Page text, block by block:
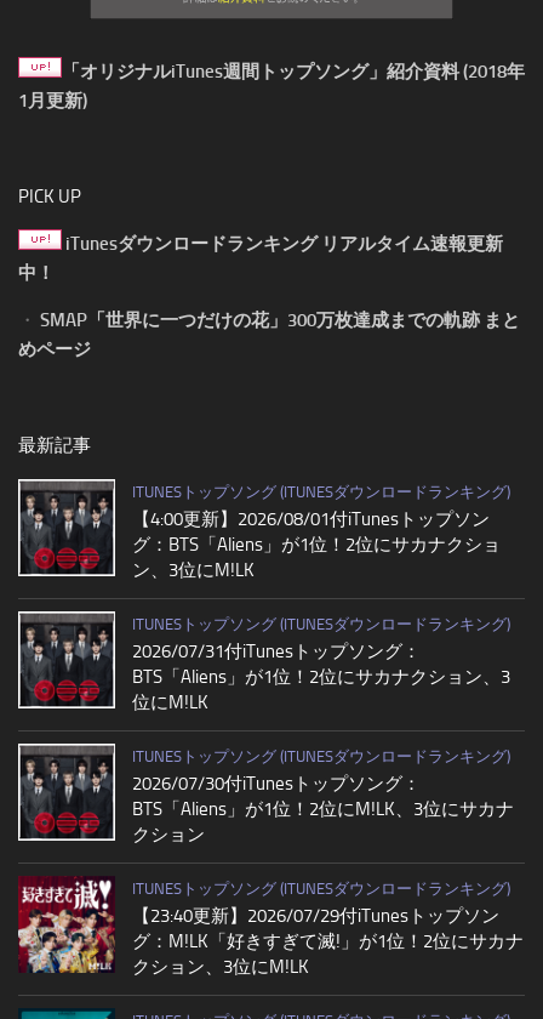
「オリジナルiTunes週間トップソング」紹介資料 (2018年
1月更新)
PICK UP
iTunesダウンロードランキング リアルタイム速報更新
中！
・ SMAP「世界に一つだけの花」300万枚達成までの軌跡 まと
めページ
最新記事
ITUNESトップソング (ITUNESダウンロードランキング)
【4:00更新】2026/08/01付iTunesトップソン
グ：BTS「Aliens」が1位！2位にサカナクショ
ン、3位にM!LK
ITUNESトップソング (ITUNESダウンロードランキング)
2026/07/31付iTunesトップソング：
BTS「Aliens」が1位！2位にサカナクション、3
位にM!LK
ITUNESトップソング (ITUNESダウンロードランキング)
2026/07/30付iTunesトップソング：
BTS「Aliens」が1位！2位にM!LK、3位にサカナ
クション
ITUNESトップソング (ITUNESダウンロードランキング)
【23:40更新】2026/07/29付iTunesトップソン
グ：M!LK「好きすぎて滅!」が1位！2位にサカナ
クション、3位にM!LK